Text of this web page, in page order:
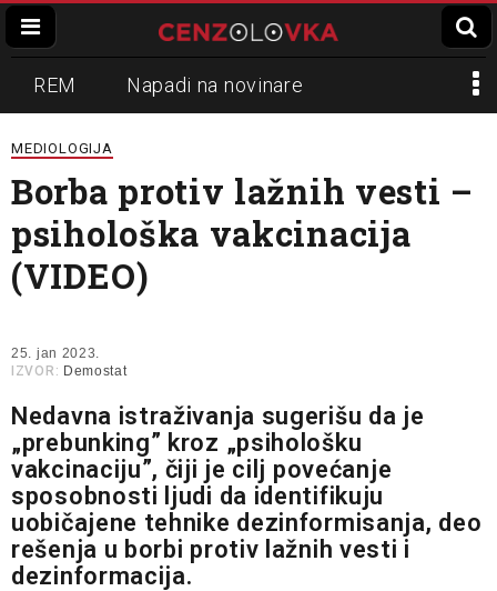
REM Napadi na novinare
Zvučni top
Propaganda Lokalni mediji
Informer Slavko Ćuruvija
MEDIOLOGIJA
Borba protiv lažnih vesti –
psihološka vakcinacija
(VIDEO)
25. jan 2023.
IZVOR: Demostat
Nedavna istraživanja sugerišu da je
„prebunking” kroz „psihološku
vakcinaciju”, čiji je cilj povećanje
sposobnosti ljudi da identifikuju
uobičajene tehnike dezinformisanja, deo
rešenja u borbi protiv lažnih vesti i
dezinformacija.